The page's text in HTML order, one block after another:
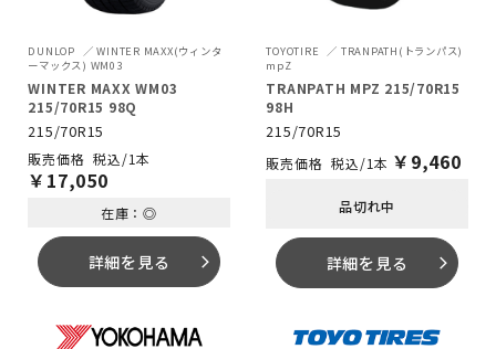
DUNLOP
WINTER MAXX(ウィンタ
ーマックス) WM03
WINTER MAXX WM03
215/70R15 98Q
215/70R15
税込/1本
￥ 17,050
在庫：◎
詳細を見る arrow_forward_ios
TOYOTIRE
TRANPATH(トランパス)
mpZ
TRANPATH MPZ 215/70R15
98H
215/70R15
税込/1本 ￥ 9,460
品切れ中
詳細を見る arrow_forward_ios